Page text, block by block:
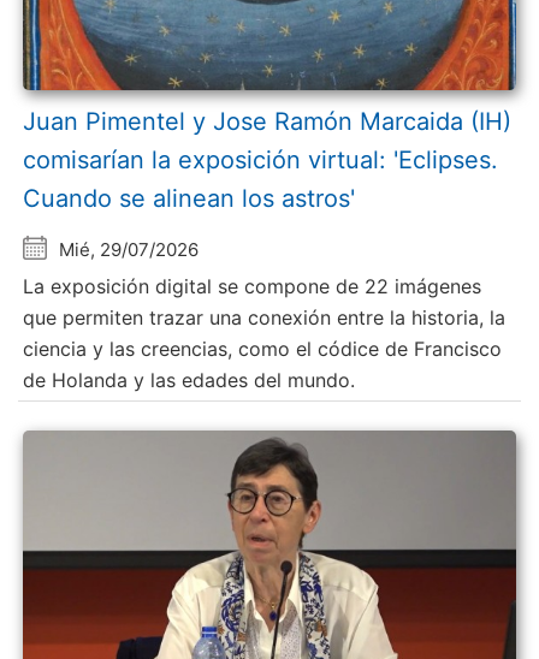
Juan Pimentel y Jose Ramón Marcaida (IH)
comisarían la exposición virtual: 'Eclipses.
Cuando se alinean los astros'
Mié, 29/07/2026
La exposición digital se compone de 22 imágenes
que permiten trazar una conexión entre la historia, la
ciencia y las creencias, como el códice de Francisco
de Holanda y las edades del mundo.